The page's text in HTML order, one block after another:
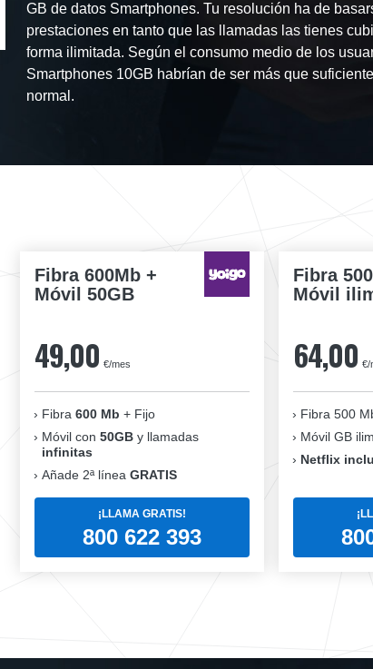
GB de datos Smartphones. Tu resolución ha de
prestaciones en tanto que las llamadas las tienes
forma ilimitada. Según el consumo medio de los
Smartphones 10GB habrían de ser más que
normal.
Fibra 600Mb +
Móvil 50GB
49,00 €/mes
Fibra 600 Mb + Fijo
Móvil con 50GB y llamadas
infinitas
Añade 2ª línea GRATIS
¡LLAMA GRATIS!
800 622 393
Fibra
Móvil
64,00 €/
Fibra 500
Móvil GB
Netflix